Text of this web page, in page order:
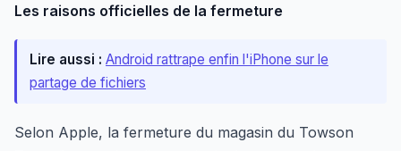
Les raisons officielles de la fermeture
Lire aussi : Android rattrape enfin l'iPhone sur le
partage de fichiers
Selon Apple, la fermeture du magasin du Towson